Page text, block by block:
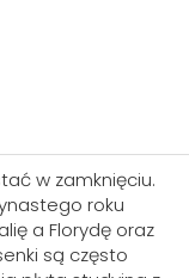
w zamknięciu.
roku
a Florydę oraz
są często